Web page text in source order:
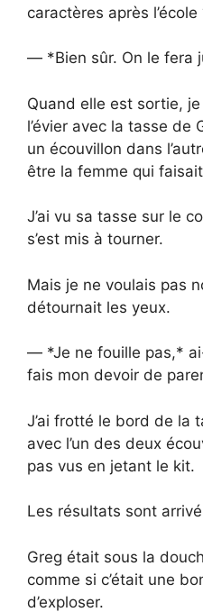
caractères après l’école
— *Bien sûr. On le fera
Quand elle est sortie,
l’évier avec la tasse de
un écouvillon dans
être la femme qui
J’ai vu sa tasse sur le
s’est mis à tourner.
Mais je ne voulais pas
détournait les yeux.
— *Je ne fouille pas,*
fais mon devoir de
J’ai frotté le bord de la
avec l’un des deux
pas vus en jetant le kit.
Les résultats sont
Greg était sous la
comme si c’était une
d’exploser.